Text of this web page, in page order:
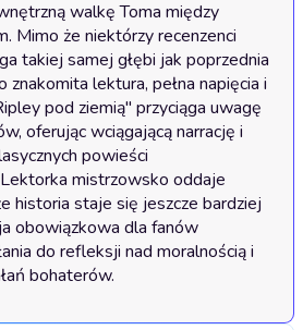
walkę Toma między
Mimo że niektórzy recenzenci
takiej samej głębi jak poprzednia
lektura, pełna napięcia i
pod ziemią" przyciąga uwagę
oferując wciągającą narrację i
powieści
mistrzowsko oddaje
historia staje się jeszcze bardziej
obowiązkowa dla fanów
do refleksji nad moralnością i
bohaterów.